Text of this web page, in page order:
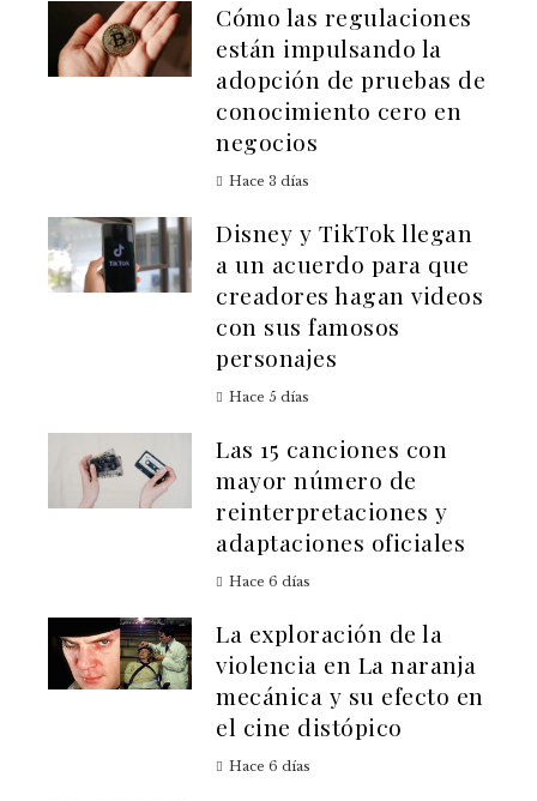
Cómo las regulaciones
están impulsando la
adopción de pruebas de
conocimiento cero en
negocios
Hace 3 días
Disney y TikTok llegan
a un acuerdo para que
creadores hagan videos
con sus famosos
personajes
Hace 5 días
Las 15 canciones con
mayor número de
reinterpretaciones y
adaptaciones oficiales
Hace 6 días
La exploración de la
violencia en La naranja
mecánica y su efecto en
el cine distópico
Hace 6 días